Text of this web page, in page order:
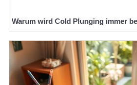
Warum wird Cold Plunging immer